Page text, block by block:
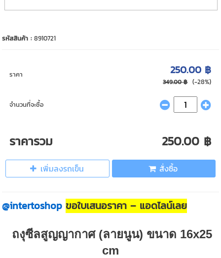
รหัสสินค้า :8910721
ราคา 250.00 ฿
349.00 ฿ (-28%)
จำนวนที่จะซื้อ
ราคารวม 250.00 ฿
เพิ่มลงรถเข็น สั่งซื้อ
@intertoshop ขอใบเสนอราคา – แอดไลน์เลย
ถงุซีลสูญญากาศ (ลายนูน) ขนาด 16x25
cm